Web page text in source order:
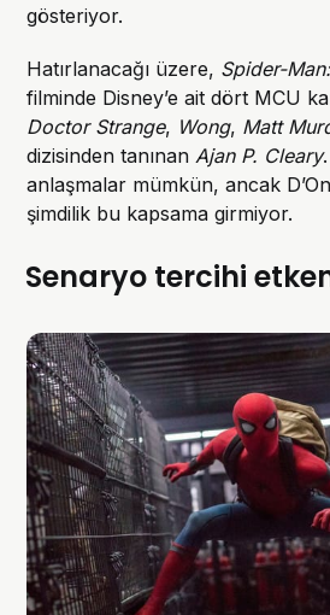
gösteriyor.
Hatırlanacağı üzere, Spider-
filminde Disney’e ait dört MCU
Doctor Strange, Wong, Matt
dizisinden tanınan Ajan P. Cleary
anlaşmalar mümkün, ancak
şimdilik bu kapsama girmiyor.
Senaryo tercihi